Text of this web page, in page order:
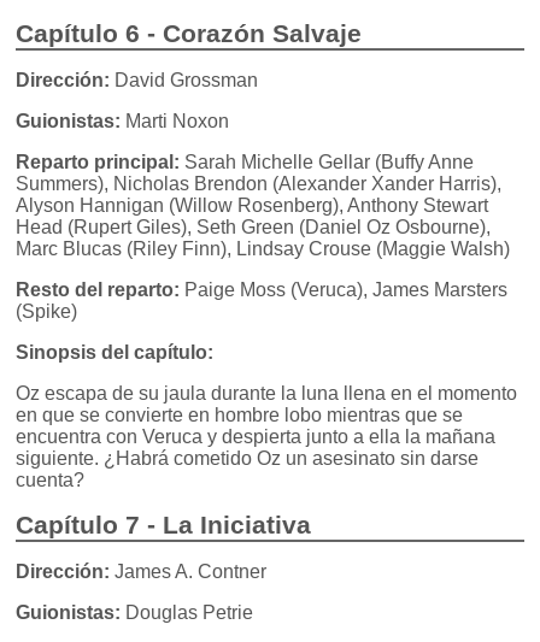
Capítulo 6 - Corazón Salvaje
Dirección: David Grossman
Guionistas: Marti Noxon
Reparto principal: Sarah Michelle Gellar (Buffy Anne
Summers), Nicholas Brendon (Alexander Xander Harris),
Alyson Hannigan (Willow Rosenberg), Anthony Stewart
Head (Rupert Giles), Seth Green (Daniel Oz Osbourne),
Marc Blucas (Riley Finn), Lindsay Crouse (Maggie Walsh)
Resto del reparto: Paige Moss (Veruca), James Marsters
(Spike)
Sinopsis del capítulo:
Oz escapa de su jaula durante la luna llena en el momento
en que se convierte en hombre lobo mientras que se
encuentra con Veruca y despierta junto a ella la mañana
siguiente. ¿Habrá cometido Oz un asesinato sin darse
cuenta?
Capítulo 7 - La Iniciativa
Dirección: James A. Contner
Guionistas: Douglas Petrie